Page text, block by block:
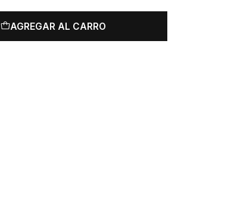
AGREGAR AL CARRO